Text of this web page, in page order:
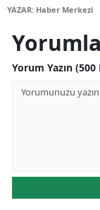
YAZAR: Haber Merkezi
Yorum Yazın